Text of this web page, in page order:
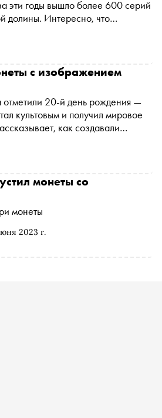
эти годы вышло более 600 серий
долины. Интересно, что
верил. О том, как проходила
написала книгу
вселенной». С
«Бомбора» «Сноб» публикует
с изображением
культовым и получил мировое
как создавали
юбилею
2023 г.
монеты со
монеты